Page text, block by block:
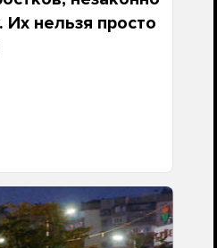
Их нельзя просто